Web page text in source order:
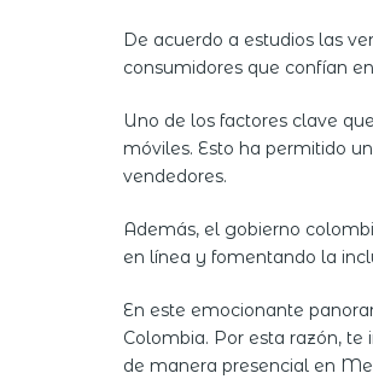
De acuerdo a estudios las
consumidores que confían
Uno de los factores clave
móviles. Esto ha permitido
vendedores.
Además, el gobierno
en línea y fomentando la
En este emocionante
Colombia. Por esta razón,
de manera presencial en